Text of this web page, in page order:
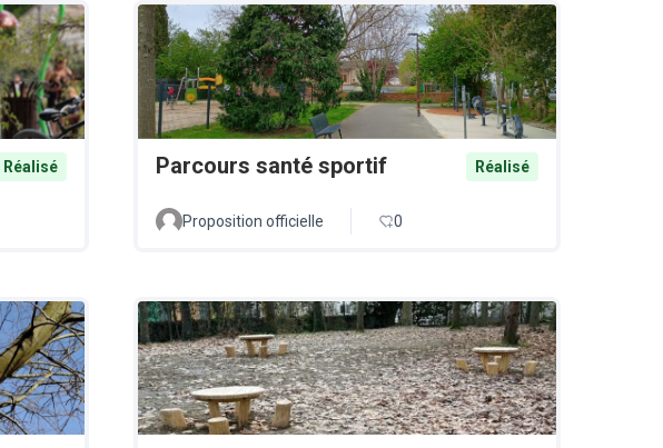
Réalisé Parcours santé sportif Réalisé
Proposition officielle 0